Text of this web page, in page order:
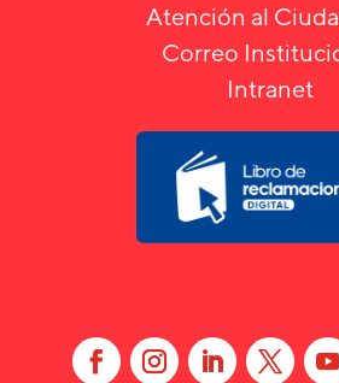
Atención al
Correo
Intranet